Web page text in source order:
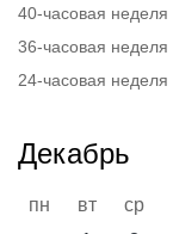
40-часовая неделя
36-часовая неделя
24-часовая неделя
Декабрь
пн вт ср